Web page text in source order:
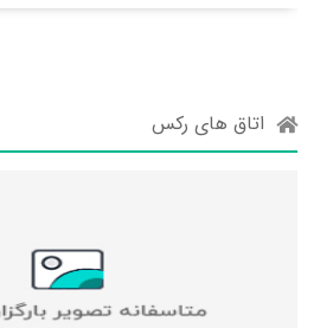
اتاق های رکس